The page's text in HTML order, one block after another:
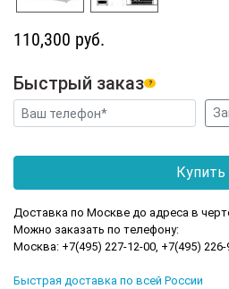
110,300 руб.
Быстрый заказ ?
Доставка по Москве до адреса в
Можно заказать по телефону:
Москва: +7(495) 227-12-00, +7(495) 226-
Быстрая доставка по всей России